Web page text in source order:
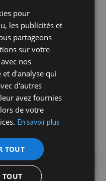
et l’Amérique
» C’est précisément ce
ont produit. Les
partie basculé en
Hamas. Ce qui a
dont les
et aux États-
d’Israël et des Juifs ne
pire, y compris à une
travers le monde,
d’être surpris par
pour
les publicités et
partageons
sur votre
nos
d'analyse qui
d'autres
avez fournies
de votre
En savoir plus
TOUT
TOUT